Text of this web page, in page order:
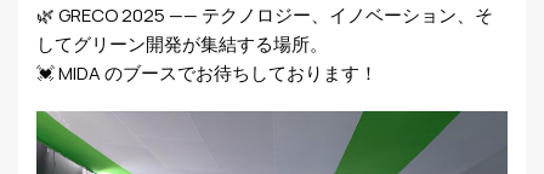
🌿 GRECO 2025 —— テクノロジー、イノベーション、そ
してグリーン開発が集結する場所。
💓 MIDA のブースでお待ちしております！